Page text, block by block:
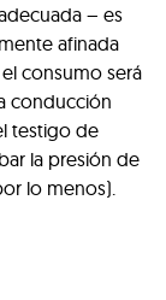
– es
afinada
consumo será
conducción
testigo de
la presión de
lo menos).